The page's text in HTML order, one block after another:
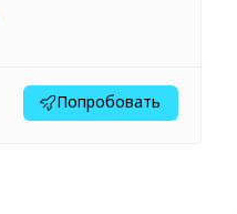
Попробовать